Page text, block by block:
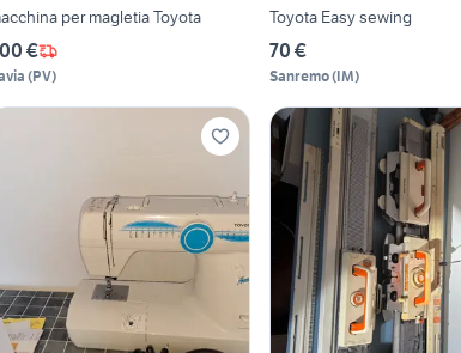
per magletia Toyota
€
(PV)
Toyota Easy sewing
70 €
Sanremo(IM)